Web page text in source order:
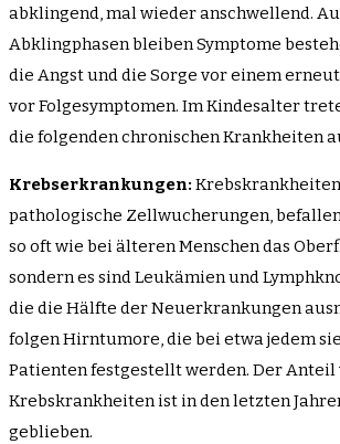
abklingend, mal wieder anschwellend.
Abklingphasen bleiben Symptome
die Angst und die Sorge vor einem
vor Folgesymptomen. Im Kindesalter
die folgenden chronischen Krankheiten
Krebserkrankungen:
pathologische Zellwucherungen,
so oft wie bei älteren Menschen das
sondern es sind Leukämien und
die die Hälfte der Neuerkrankungen
folgen Hirntumore, die bei etwa jedem
Patienten festgestellt werden. Der Anteil
Krebskrankheiten ist in den letzten
geblieben.